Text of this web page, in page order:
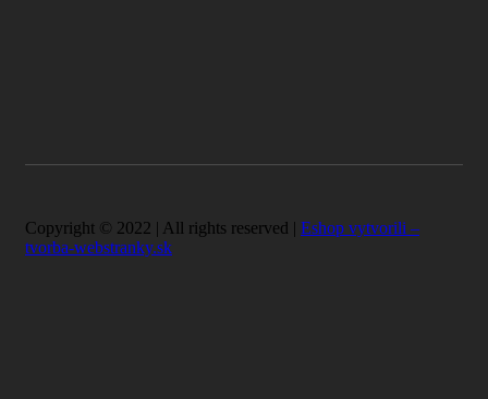
Copyright © 2022 | All rights reserved | Eshop vytvorili –
tvorba-webstranky.sk